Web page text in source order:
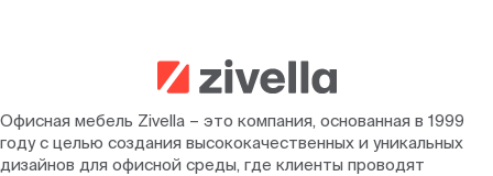
Офисная мебель Zivella – это компания, основанная в 1999
году с целью создания высококачественных и уникальных
дизайнов для офисной среды, где клиенты проводят